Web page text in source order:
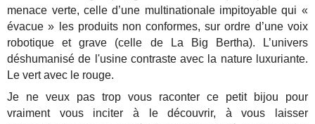
menace verte, celle d’une multinationale impitoyable qui «
évacue » les produits non conformes, sur ordre d’une voix
robotique et grave (celle de La Big Bertha). L’univers
déshumanisé de l'usine contraste avec la nature luxuriante.
Le vert avec le rouge.
Je ne veux pas trop vous raconter ce petit bijou pour
vraiment vous inciter à le découvrir, à vous laisser